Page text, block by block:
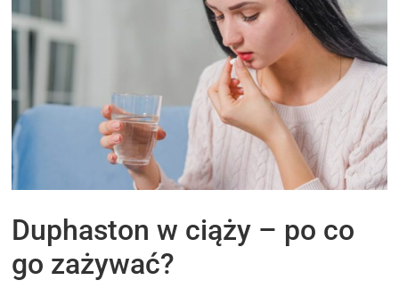
Duphaston w ciąży – po co
go zażywać?